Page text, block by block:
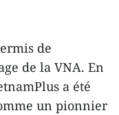
de
de la VNA. En
a été
un pionnier